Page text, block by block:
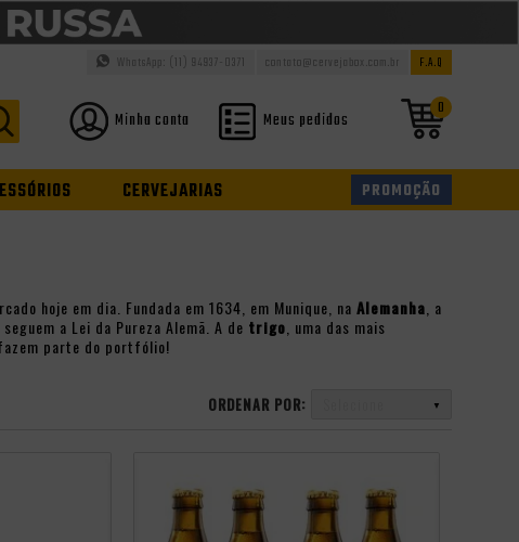
F.A.Q
contato@cervejabox.com.br
WhatsApp: (11) 94937-0371
0
Minha conta Meus pedidos
CERVEJARIAS PROMOÇÃO
hoje em dia. Fundada em 1634, em Munique, na Alemanha , a
seguem a Lei da Pureza Alemã. A de trigo , uma das mais
parte do portfólio!
ORDENAR POR: